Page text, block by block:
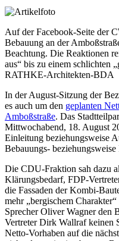
Auf der Facebook-Seite der
Bebauung an der
Beachtung. Die Reaktionen
aus“ bis zu einem
RATHKE-Architekten-BDA
In der August-Sitzung der
es auch um den geplanten
Amboßstraße. Das
Mittwochabend, 18. August
Einleitung beziehungsweise
Bebauungs-
Die CDU-Fraktion sah dazu
Klärungsbedarf, FDP-
die Fassaden der Kombi-
mehr „bergischem
Sprecher Oliver Wagner den
Vertreter Dirk Wallraf keinen
Netto-Vorhaben auf die